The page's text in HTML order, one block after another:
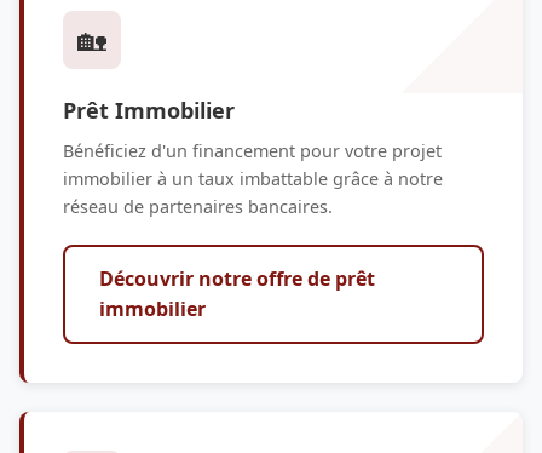
🏡
Prêt Immobilier
Bénéficiez d'un financement pour votre projet
immobilier à un taux imbattable grâce à notre
réseau de partenaires bancaires.
Découvrir notre offre de prêt
immobilier